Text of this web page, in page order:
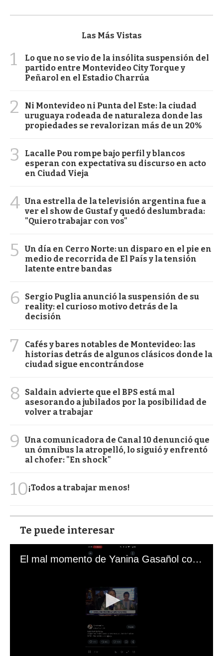
Las Más Vistas
1
Lo que no se vio de la insólita suspensión del
partido entre Montevideo City Torque y
Peñarol en el Estadio Charrúa
2
Ni Montevideo ni Punta del Este: la ciudad
uruguaya rodeada de naturaleza donde las
propiedades se revalorizan más de un 20%
3
Lacalle Pou rompe bajo perfil y blancos
esperan con expectativa su discurso en acto
en Ciudad Vieja
4 Una estrella de la televisión argentina fue a
ver el show de Gustaf y quedó deslumbrada:
"Quiero trabajar con vos"
5
Un día en Cerro Norte: un disparo en el pie en
medio de recorrida de El País y la tensión
latente entre bandas
6
Sergio Puglia anunció la suspensión de su
reality: el curioso motivo detrás de la
decisión
7
Cafés y bares notables de Montevideo: las
historias detrás de algunos clásicos donde la
ciudad sigue encontrándose
8
Saldain advierte que el BPS está mal
asesorando a jubilados por la posibilidad de
volver a trabajar
9
Una comunicadora de Canal 10 denunció que
un ómnibus la atropelló, lo siguió y enfrentó
al chofer: "En shock"
10¡Todos a trabajar menos!
Te puede interesar
El mal momento de Yanina Gasañol con un hincha argentino en "Subrayado"